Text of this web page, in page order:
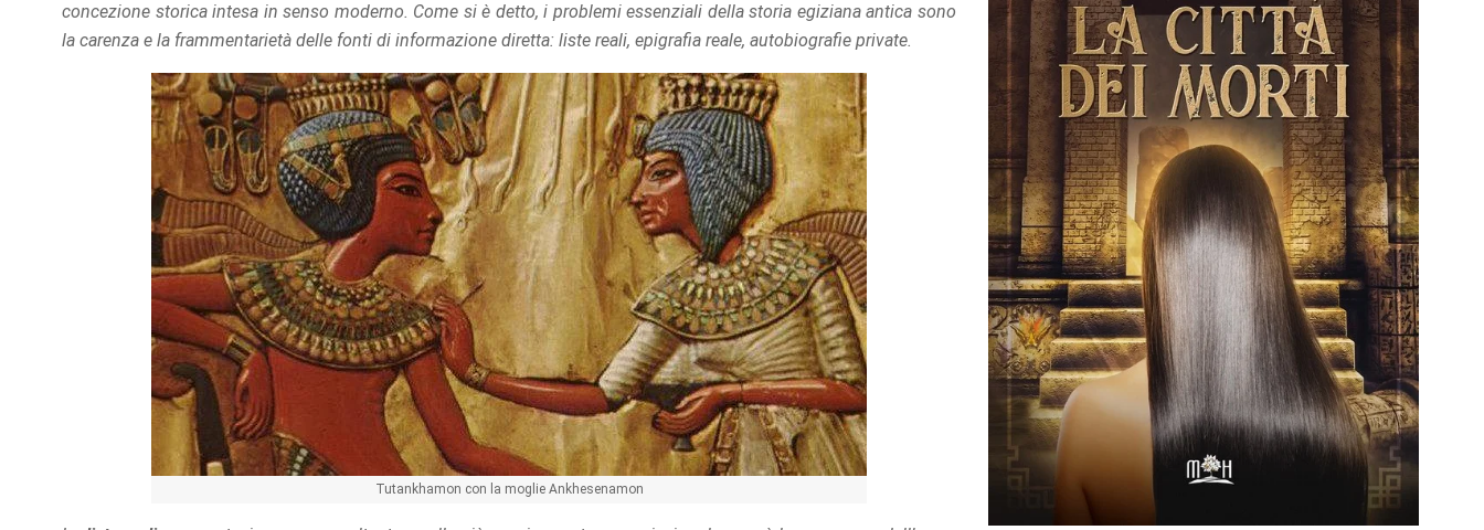
concezione storica intesa in senso moderno. Come si è detto, i problemi essenziali della storia egiziana antica sono
la carenza e la frammentarietà delle fonti di informazione diretta: liste reali, epigrafia reale, autobiografie private.
Tutankhamon con la moglie Ankhesenamon